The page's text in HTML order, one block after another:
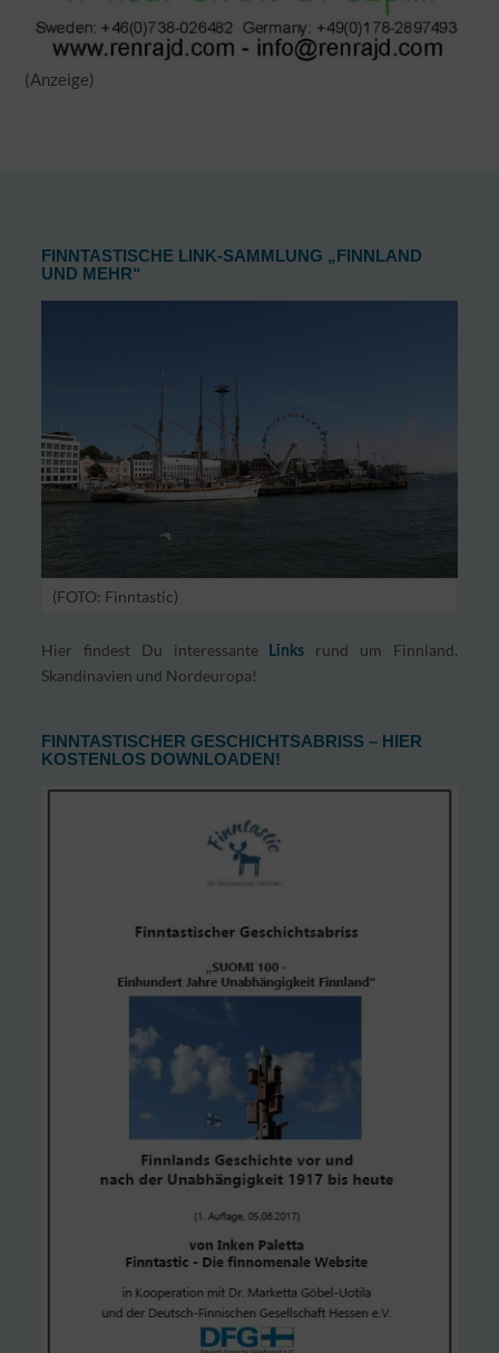
(Anzeige)
FINNTASTISCHE LINK-SAMMLUNG „FINNLAND
UND MEHR“
(FOTO: Finntastic)
Hier findest Du interessante Links
rund um Finnland,
Skandinavien und Nordeuropa!
FINNTASTISCHER GESCHICHTSABRISS – HIER
KOSTENLOS DOWNLOADEN!